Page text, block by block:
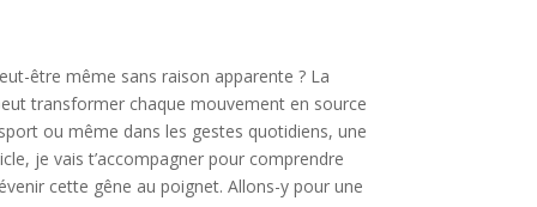
?
être même sans raison apparente ? La
transformer chaque mouvement en source
ou même dans les gestes quotidiens, une
je vais t’accompagner pour comprendre
cette gêne au poignet. Allons-y pour une